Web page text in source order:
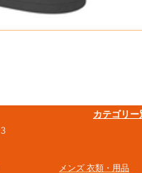
カテゴリ
メンズ 衣類・用品